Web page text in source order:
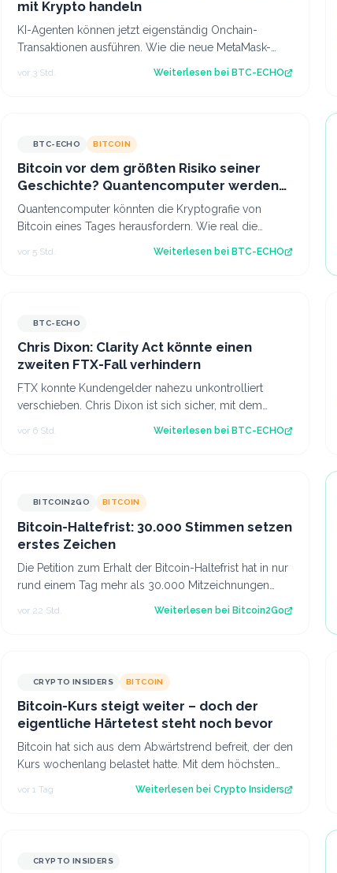
mit Krypto handeln
KI-Agenten können jetzt eigenständig Onchain-
Transaktionen ausführen. Wie die neue MetaMask-
vor 3 Std. Weiterlesen bei BTC-ECHO
BTC-ECHO BITCOIN
Bitcoin vor dem größten Risiko seiner
Geschichte? Quantencomputer werden
immer stärker
Quantencomputer könnten die Kryptografie von
Bitcoin eines Tages herausfordern. Wie real die
vor 5 Std. Weiterlesen bei BTC-ECHO
BTC-ECHO
Chris Dixon: Clarity Act könnte einen
zweiten FTX-Fall verhindern
FTX konnte Kundengelder nahezu unkontrolliert
verschieben. Chris Dixon ist sich sicher, mit dem
CLARITY Act wäre sowas nicht mehr möglich. S…
vor 6 Std. Weiterlesen bei BTC-ECHO
BITCOIN2GO BITCOIN
Bitcoin-Haltefrist: 30.000 Stimmen setzen
erstes Zeichen
Die Petition zum Erhalt der Bitcoin-Haltefrist hat in nur
rund einem Tag mehr als 30.000 Mitzeichnungen
vor 22 Std. Weiterlesen bei Bitcoin2Go
CRYPTO INSIDERS BITCOIN
Bitcoin-Kurs steigt weiter – doch der
eigentliche Härtetest steht noch bevor
Bitcoin hat sich aus dem Abwärtstrend befreit, der den
Kurs wochenlang belastet hatte. Mit dem höchsten
vor 1 Tag Weiterlesen bei Crypto Insiders
CRYPTO INSIDERS